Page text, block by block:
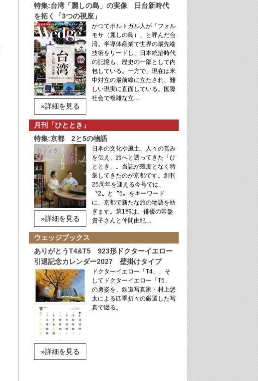
特集:台湾「麗しの島」の実像 日台新時代
を拓く「3つの視座」
»詳細を見る
かつてポルトガル人が「フォル
モサ（麗しの島）」と呼んだ台
湾。半導体産業で世界の最先端
技術をリードし、日本統治時代
の記憶も、歴史の一部として内
包している。一方で、現在は米
中対立の最前線に立たされ、難
しい現実に直面している。国際
社会で複雑な立…
月刊「ひととき」
特集:京都 2と5の物語
»詳細を見る
日本の文化や風土、人々の営み
を伝え、旅へと誘ってきた「ひ
ととき」。当誌が幾度となく特
集してきたのが京都です。創刊
25周年を迎える今号では、
〝2〟と〝5〟をキーワード
に、京都で新たな旅の物語を紡
ぎます。第1部は、俳優の常盤
貴子さんと仲間由紀…
ウェッジブックス
ありがとうT4&T5 923形ドクターイエロー
引退記念カレンダー2027 壁掛けタイプ
»詳細を見る
ドクターイエロー「T4」、そ
してドクターイエロー「T5」
の勇姿を、鉄道写真家・村上悠
太による四季折々の厳選した写
真で綴る。